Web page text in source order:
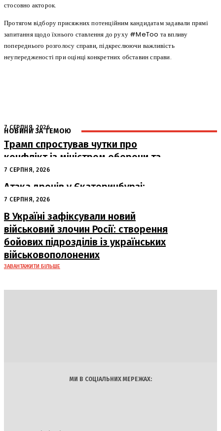
стосовно акторок.
Протягом відбору присяжних потенційним кандидатам задавали прямі
запитання щодо їхнього ставлення до руху #MeToo та впливу
попереднього розголосу справи, підкреслюючи важливість
неупередженості при оцінці конкретних обставин справи.
НОВИНИ ЗА ТЕМОЮ
7 СЕРПНЯ, 2026
Трамп спростував чутки про
конфлікт із міністром оборони та
похвалив його роботу
7 СЕРПНЯ, 2026
Атака дронів у Єкатеринбурзі:
загорівся склад Wildberries
7 СЕРПНЯ, 2026
В Україні зафіксували новий
військовий злочин Росії: створення
бойових підрозділів із українських
військовополонених
ЗАВАНТАЖИТИ БІЛЬШЕ
МИ В СОЦІАЛЬНИХ МЕРЕЖАХ: